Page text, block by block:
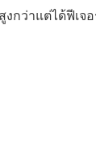
กว่าแต่ได้ฟีเจ